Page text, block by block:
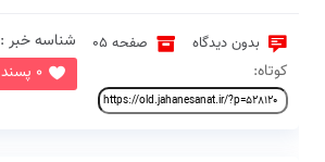
بدون دیدگاه صفحه 05
0 پسند
شناسه خبر : 528120 ♦
کوتاه: